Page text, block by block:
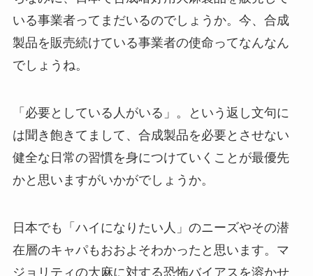
いる事業者ってまだいるのでしょうか。今、合成
製品を販売続けている事業者の使命ってなんなん
でしょうね。
「必要としている人がいる」。という返し文句に
は聞き飽きてまして、合成製品を必要とさせない
健全な日常の習慣を身につけていくことが最優先
かと思いますがいかがでしょうか。
日本でも「ハイになりたい人」のニーズやその潜
在層のキャパもおおよそわかったと思います。マ
ジョリティの大麻に対する恐怖バイアスを溶かせ